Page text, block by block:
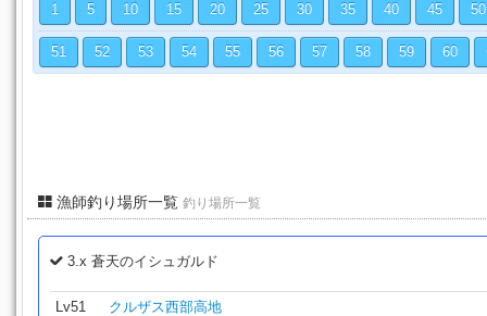
1 5 10 15 20 25 30 35 40 45 50
51 52 53 54 55 56 57 58 59 60
漁師釣り場所一覧 釣り場所一覧
3.x 蒼天のイシュガルド
Lv51
クルザス西部高地